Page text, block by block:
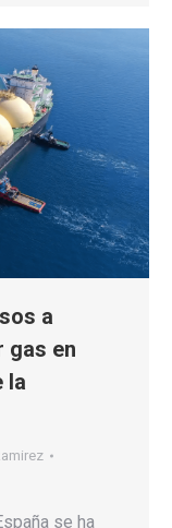
a
gas en
la
se ha